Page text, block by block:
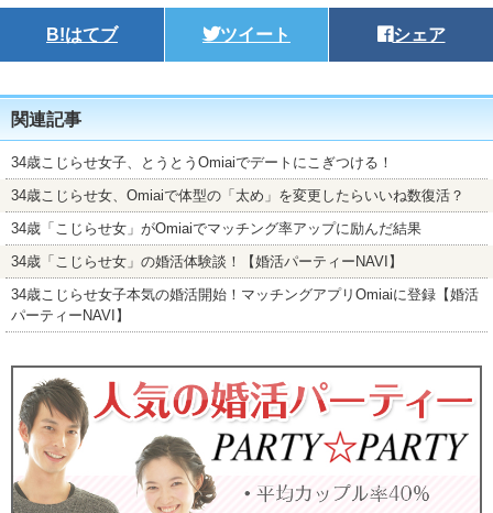
B!はてブ ツイート シェア
関連記事
34歳こじらせ女子、とうとうOmiaiでデートにこぎつける！
34歳こじらせ女、Omiaiで体型の「太め」を変更したらいいね数復活？
34歳「こじらせ女」がOmiaiでマッチング率アップに励んだ結果
34歳「こじらせ女」の婚活体験談！【婚活パーティーNAVI】
34歳こじらせ女子本気の婚活開始！マッチングアプリOmiaiに登録【婚活
パーティーNAVI】